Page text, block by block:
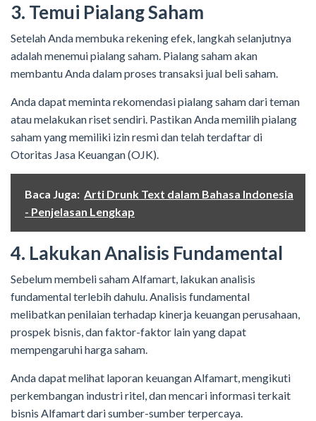
3. Temui Pialang Saham
Setelah Anda membuka rekening efek, langkah selanjutnya
adalah menemui pialang saham. Pialang saham akan
membantu Anda dalam proses transaksi jual beli saham.
Anda dapat meminta rekomendasi pialang saham dari teman
atau melakukan riset sendiri. Pastikan Anda memilih pialang
saham yang memiliki izin resmi dan telah terdaftar di
Otoritas Jasa Keuangan (OJK).
Baca Juga: Arti Drunk Text dalam Bahasa Indonesia
- Penjelasan Lengkap
4. Lakukan Analisis Fundamental
Sebelum membeli saham Alfamart, lakukan analisis
fundamental terlebih dahulu. Analisis fundamental
melibatkan penilaian terhadap kinerja keuangan perusahaan,
prospek bisnis, dan faktor-faktor lain yang dapat
mempengaruhi harga saham.
Anda dapat melihat laporan keuangan Alfamart, mengikuti
perkembangan industri ritel, dan mencari informasi terkait
bisnis Alfamart dari sumber-sumber terpercaya.